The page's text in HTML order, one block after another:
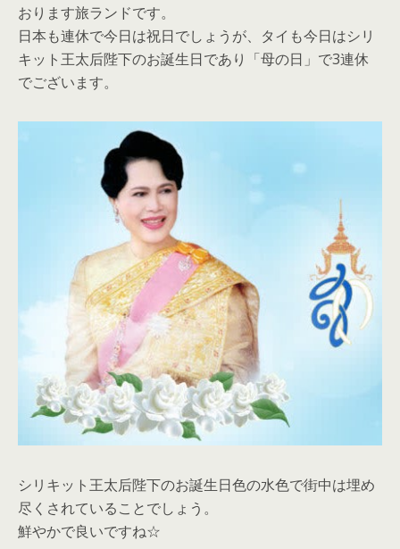
おります旅ランドです。
日本も連休で今日は祝日でしょうが、タイも今日はシリ
キット王太后陛下のお誕生日であり「母の日」で3連休
でございます。
シリキット王太后陛下のお誕生日色の水色で街中は埋め
尽くされていることでしょう。
鮮やかで良いですね☆